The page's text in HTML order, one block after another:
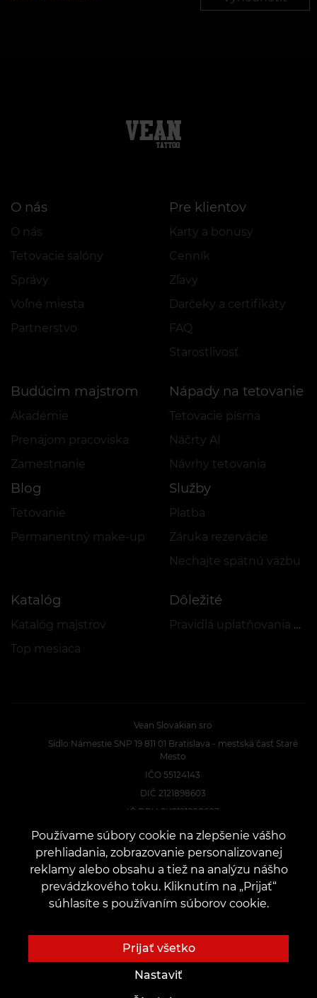
O nás
O nás
Tetovacie salóny
Správy
Voľné miesta
Partnerstvo
Pre klientov
Karty a bonusy
Cenník
Zľavy
Darčeky a certifikáty
FAQ
Starostlivosť
Budúcim majstrom
Akadémie
Prenájom pracoviska
Zamestnanie
Nápady na tetovanie
Tetovacie písma
Náčrty AI
Návrhy tetovania
Blog
Tetovanie
Permanentný make-up
Služby
Platba
Záruka rezervácie
Nechajte spätnú väzbu
Katalóg
Katalóg majstrov
Top mesiaca
Dôležité
Pravidlá uplatňovania akcií a VEAN COINS
Vean Slovakian sro
Sídlo:Námestie SNP 19 811 01 Bratislava - mestská časť Staré
Mesto
IČO 55124143
DIČ 2121898603
IČ DPH SK2121898603
Konateľ Miron Malcsiczki
KONTAKTY
Kontaktujte nás:customers@vean-tattoo.sk
Spolupráca: marketing.veantattoo@gmail.com
Sťažnosti a návrhy:complaints@vean-tattoo.com
Používame súbory cookie na zlepšenie vášho
prehliadania, zobrazovanie personalizovanej
reklamy alebo obsahu a tiež na analýzu nášho
prevádzkového toku. Kliknutím na „Prijať“
súhlasíte s používaním súborov cookie.
Prijať všetko
Nastaviť